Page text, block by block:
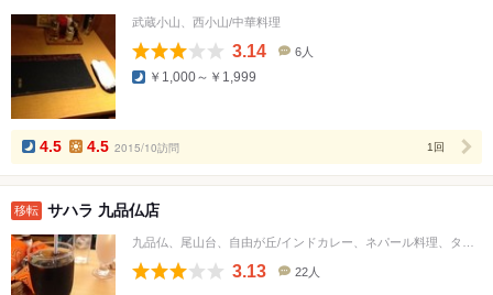
武蔵小山、西小山/中華料理
3.14
数
6人
￥1,000～￥1,999
4.5 4.5 2015/10訪問 1回
移転 サハラ 九品仏店
3.13 22人